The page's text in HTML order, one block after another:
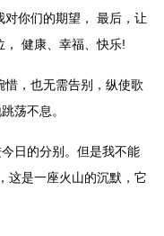
你们的期望， 最后，让
健康、幸福、快乐!
，也无需告别，纵使歌
荡不息。
日的分别。但是我不能
这是一座火山的沉默，它